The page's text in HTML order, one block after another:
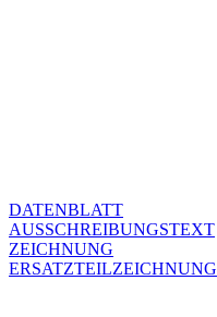
DATENBLATT
AUSSCHREIBUNGSTEXT
ZEICHNUNG
ERSATZTEILZEICHNUNG